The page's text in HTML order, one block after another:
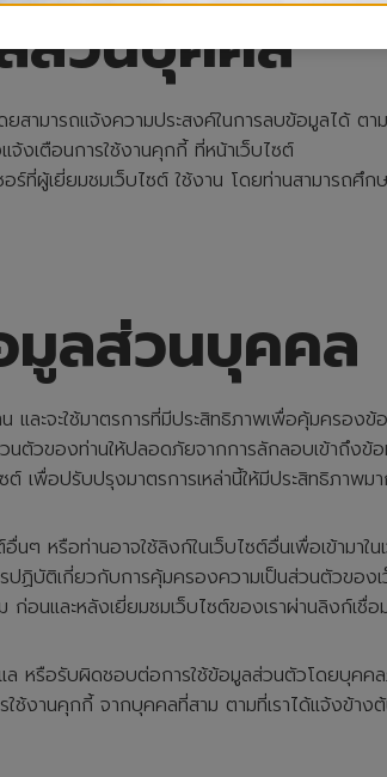
ส่วนบุคคล
สามารถแจ้งความประสงค์ในการลบข้อมูลได้
งเตือนการใช้งานคุกกี้ ที่หน้าเว็บไซต์
ร์ที่ผู้เยี่ยมชมเว็บไซต์ ใช้งาน โดยท่านสามารถ
ลส่วนบุคคล
ะจะใช้มาตรการที่มีประสิทธิภาพเพื่อคุ้มครองข้
วของท่านให้ปลอดภัยจากการลักลอบเข้าถึงข้
เพื่อปรับปรุงมาตรการเหล่านี้ให้มีประสิทธิภาพม
รือท่านอาจใช้ลิงก์ในเว็บไซต์อื่นเพื่อเข้ามาในเ
ฏิบัติเกี่ยวกับการคุ้มครองความเป็นส่วนตัวขอ
นและหลังเยี่ยมชมเว็บไซต์ของเราผ่านลิงก์เชื่
ล หรือรับผิดชอบต่อการใช้ข้อมูลส่วนตัวโดยบุค
ช้งานคุกกี้ จากบุคคลที่สาม ตามที่เราได้แจ้งข้า